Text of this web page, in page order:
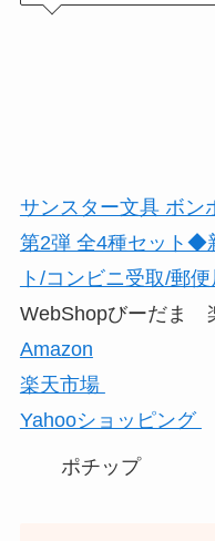
サンスター文具 ボン
第2弾 全4種セット◆
ト/コンビニ受取/郵便
WebShopびーだま
Amazon
楽天市場
Yahooショッピング
ポチップ